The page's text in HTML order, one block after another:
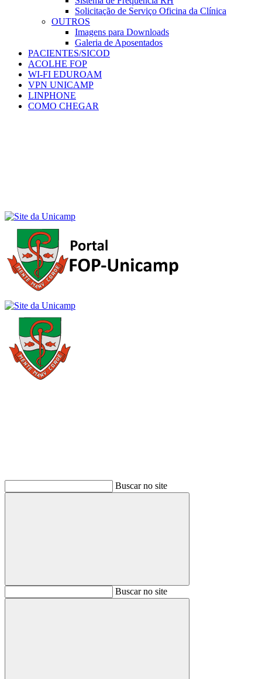
Solicitação de Serviço Oficina da Clínica
OUTROS
Imagens para Downloads
Galeria de Aposentados
PACIENTES/SICOD
ACOLHE FOP
WI-FI EDUROAM
VPN UNICAMP
LINPHONE
COMO CHEGAR
Buscar no site
BuscarBuscar no site